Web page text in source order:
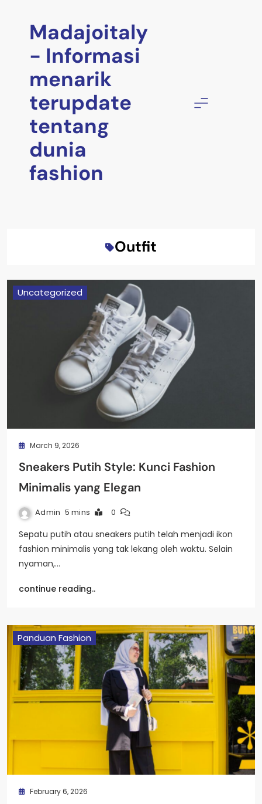
Madajoitaly
- Informasi
menarik
terupdate
tentang
dunia
fashion
Outfit
Uncategorized
March 9, 2026
Sneakers Putih Style: Kunci Fashion
Minimalis yang Elegan
Admin 5 mins 0
Sepatu putih atau sneakers putih telah menjadi ikon
fashion minimalis yang tak lekang oleh waktu. Selain
nyaman,…
continue reading..
Panduan Fashion
February 6, 2026